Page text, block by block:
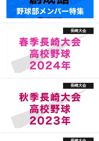
長崎大会
長崎大会